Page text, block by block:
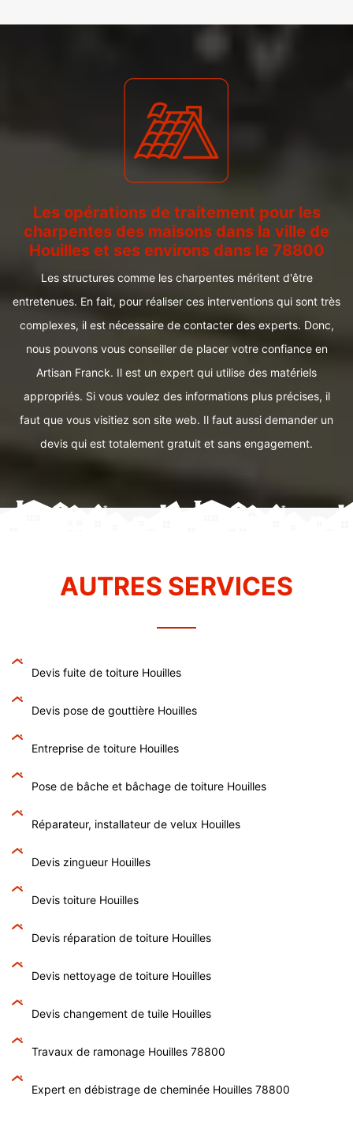
Les opérations de traitement pour les
charpentes des maisons dans la ville de
Houilles et ses environs dans le 78800
Les structures comme les charpentes méritent d'être
entretenues. En fait, pour réaliser ces interventions qui sont très
complexes, il est nécessaire de contacter des experts. Donc,
nous pouvons vous conseiller de placer votre confiance en
Artisan Franck. Il est un expert qui utilise des matériels
appropriés. Si vous voulez des informations plus précises, il
faut que vous visitiez son site web. Il faut aussi demander un
devis qui est totalement gratuit et sans engagement.
AUTRES SERVICES
Devis fuite de toiture Houilles
Devis pose de gouttière Houilles
Entreprise de toiture Houilles
Pose de bâche et bâchage de toiture Houilles
Réparateur, installateur de velux Houilles
Devis zingueur Houilles
Devis toiture Houilles
Devis réparation de toiture Houilles
Devis nettoyage de toiture Houilles
Devis changement de tuile Houilles
Travaux de ramonage Houilles 78800
Expert en débistrage de cheminée Houilles 78800